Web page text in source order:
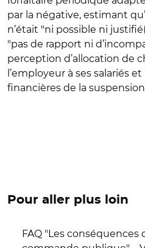
par la négative, estimant
n’était "ni possible ni
"pas de rapport ni
perception d’allocation de
l’employeur à ses salariés
financières de la
Pour aller plus loin
FAQ "Les conséquences